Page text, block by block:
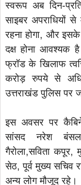
स्वरूप अब दिन-
साइबर
रहना होगा, और इसके
दक्ष होना आवश्यक
फ्रॉड के खिलाफ
करोड़ रुपये से
उत्तराखंड पुलिस पर
इस अवसर पर
सांसद नरेश
गैरोला,सविता कपूर,
सेठ, पूर्व मुख्य सचिव
अन्य लोग मौजूद रहे।